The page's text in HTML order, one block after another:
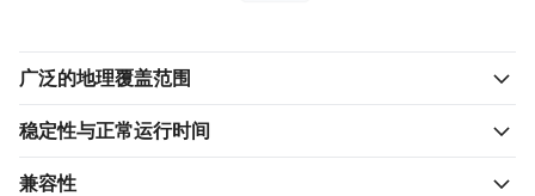
广泛的地理覆盖范围
稳定性与正常运行时间
兼容性